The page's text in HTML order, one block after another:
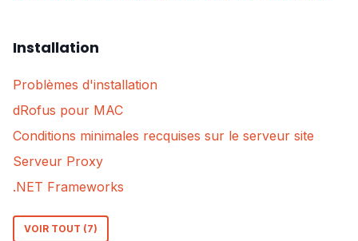
Installation
Problèmes d'installation
dRofus pour MAC
Conditions minimales recquises sur le serveur site
Serveur Proxy
.NET Frameworks
VOIR TOUT (7)